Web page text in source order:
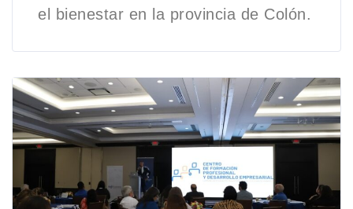
el bienestar en la provincia de Colón.